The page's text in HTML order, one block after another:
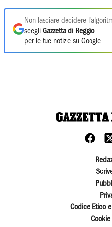
Non lasciare decidere
scegli Gazzetta di Reggio
per le tue notizie su Google
Codice Etico
Cookie